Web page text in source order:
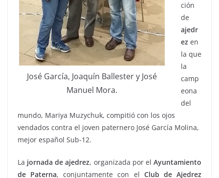
José García, Joaquín Ballester y José
Manuel Mora.
ción
de
ajedr
ez en
la que
la
camp
eona
del
mundo, Mariya Muzychuk, compitió con los ojos
vendados contra el joven paternero José García Molina,
mejor español Sub-12.
La jornada de ajedrez, organizada por elAyuntamiento
de Paterna, conjuntamente con el Club de Ajedrez